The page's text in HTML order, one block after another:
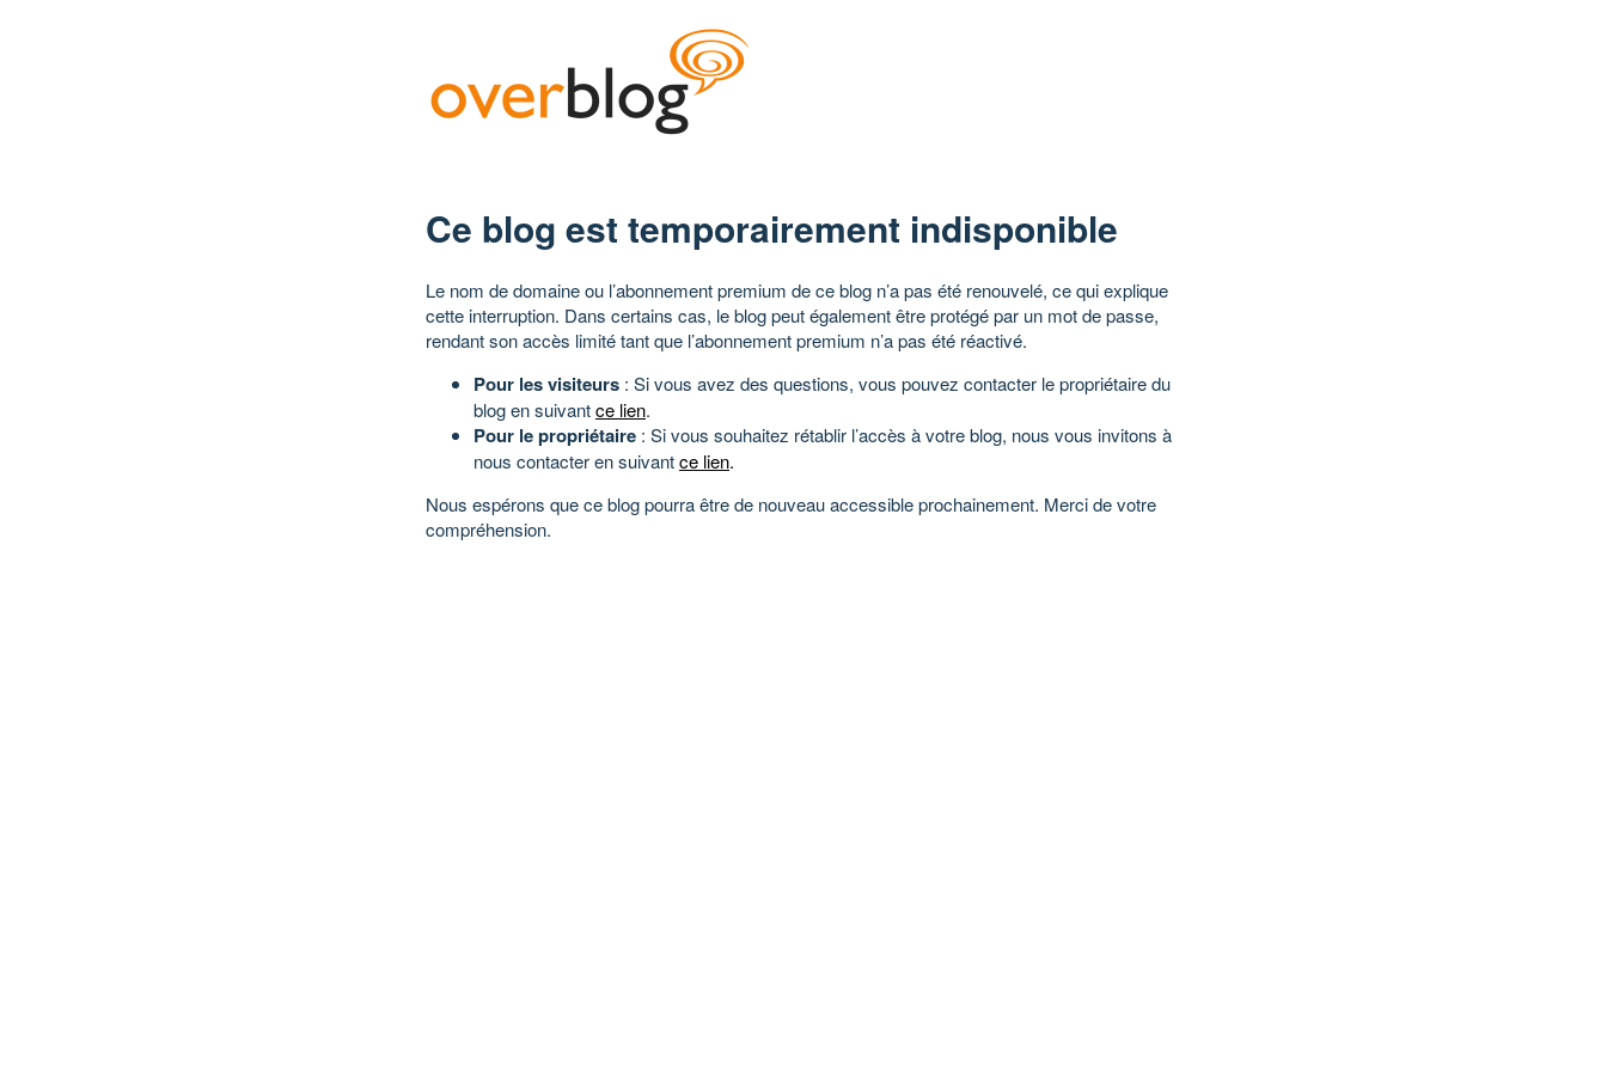
Ce blog est temporairement indisponible
Le nom de domaine ou l’abonnement premium de ce blog n’a pas été renouvelé, ce qui explique
cette interruption. Dans certains cas, le blog peut également être protégé par un mot de passe,
rendant son accès limité tant que l’abonnement premium n’a pas été réactivé.
Pour les visiteurs : Si vous avez des questions, vous pouvez contacter le propriétaire du
blog en suivantce lien.
Pour le propriétaire : Si vous souhaitez rétablir l’accès à votre blog, nous vous invitons à
nous contacter en suivantce lien.
Nous espérons que ce blog pourra être de nouveau accessible prochainement. Merci de votre
compréhension.